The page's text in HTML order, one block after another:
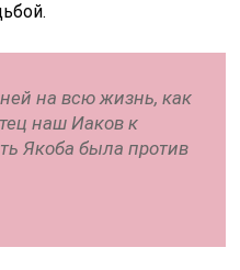
на всю жизнь, как
наш Иаков к
Якоба была против